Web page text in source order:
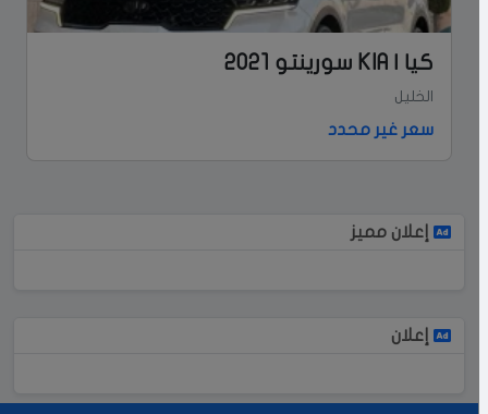
كيا | KIA سورينتو 2021
الخليل
سعر غير محدد
إعلان مميز
إعلان